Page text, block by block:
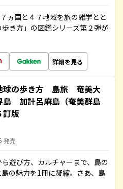
ヵ国と４７地域を旅の雑学とと
き方」の図鑑シリーズ第２弾が
詳細を見る
の歩き方 島旅 奄美大
加計呂麻島（奄美群島
版
発売
遊び方、カルチャーまで、島の
の魅力を1冊に凝縮。さあ、島